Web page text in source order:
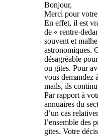
Bonjour,
Merci pour votre
En effet, il est
de « rentre-
souvent et
astronomiques.
désagréable
ou gites. Pour
vous demandez
mails, ils
Par rapport à
annuaires du
d’un cas
l’ensemble des
gites. Votre